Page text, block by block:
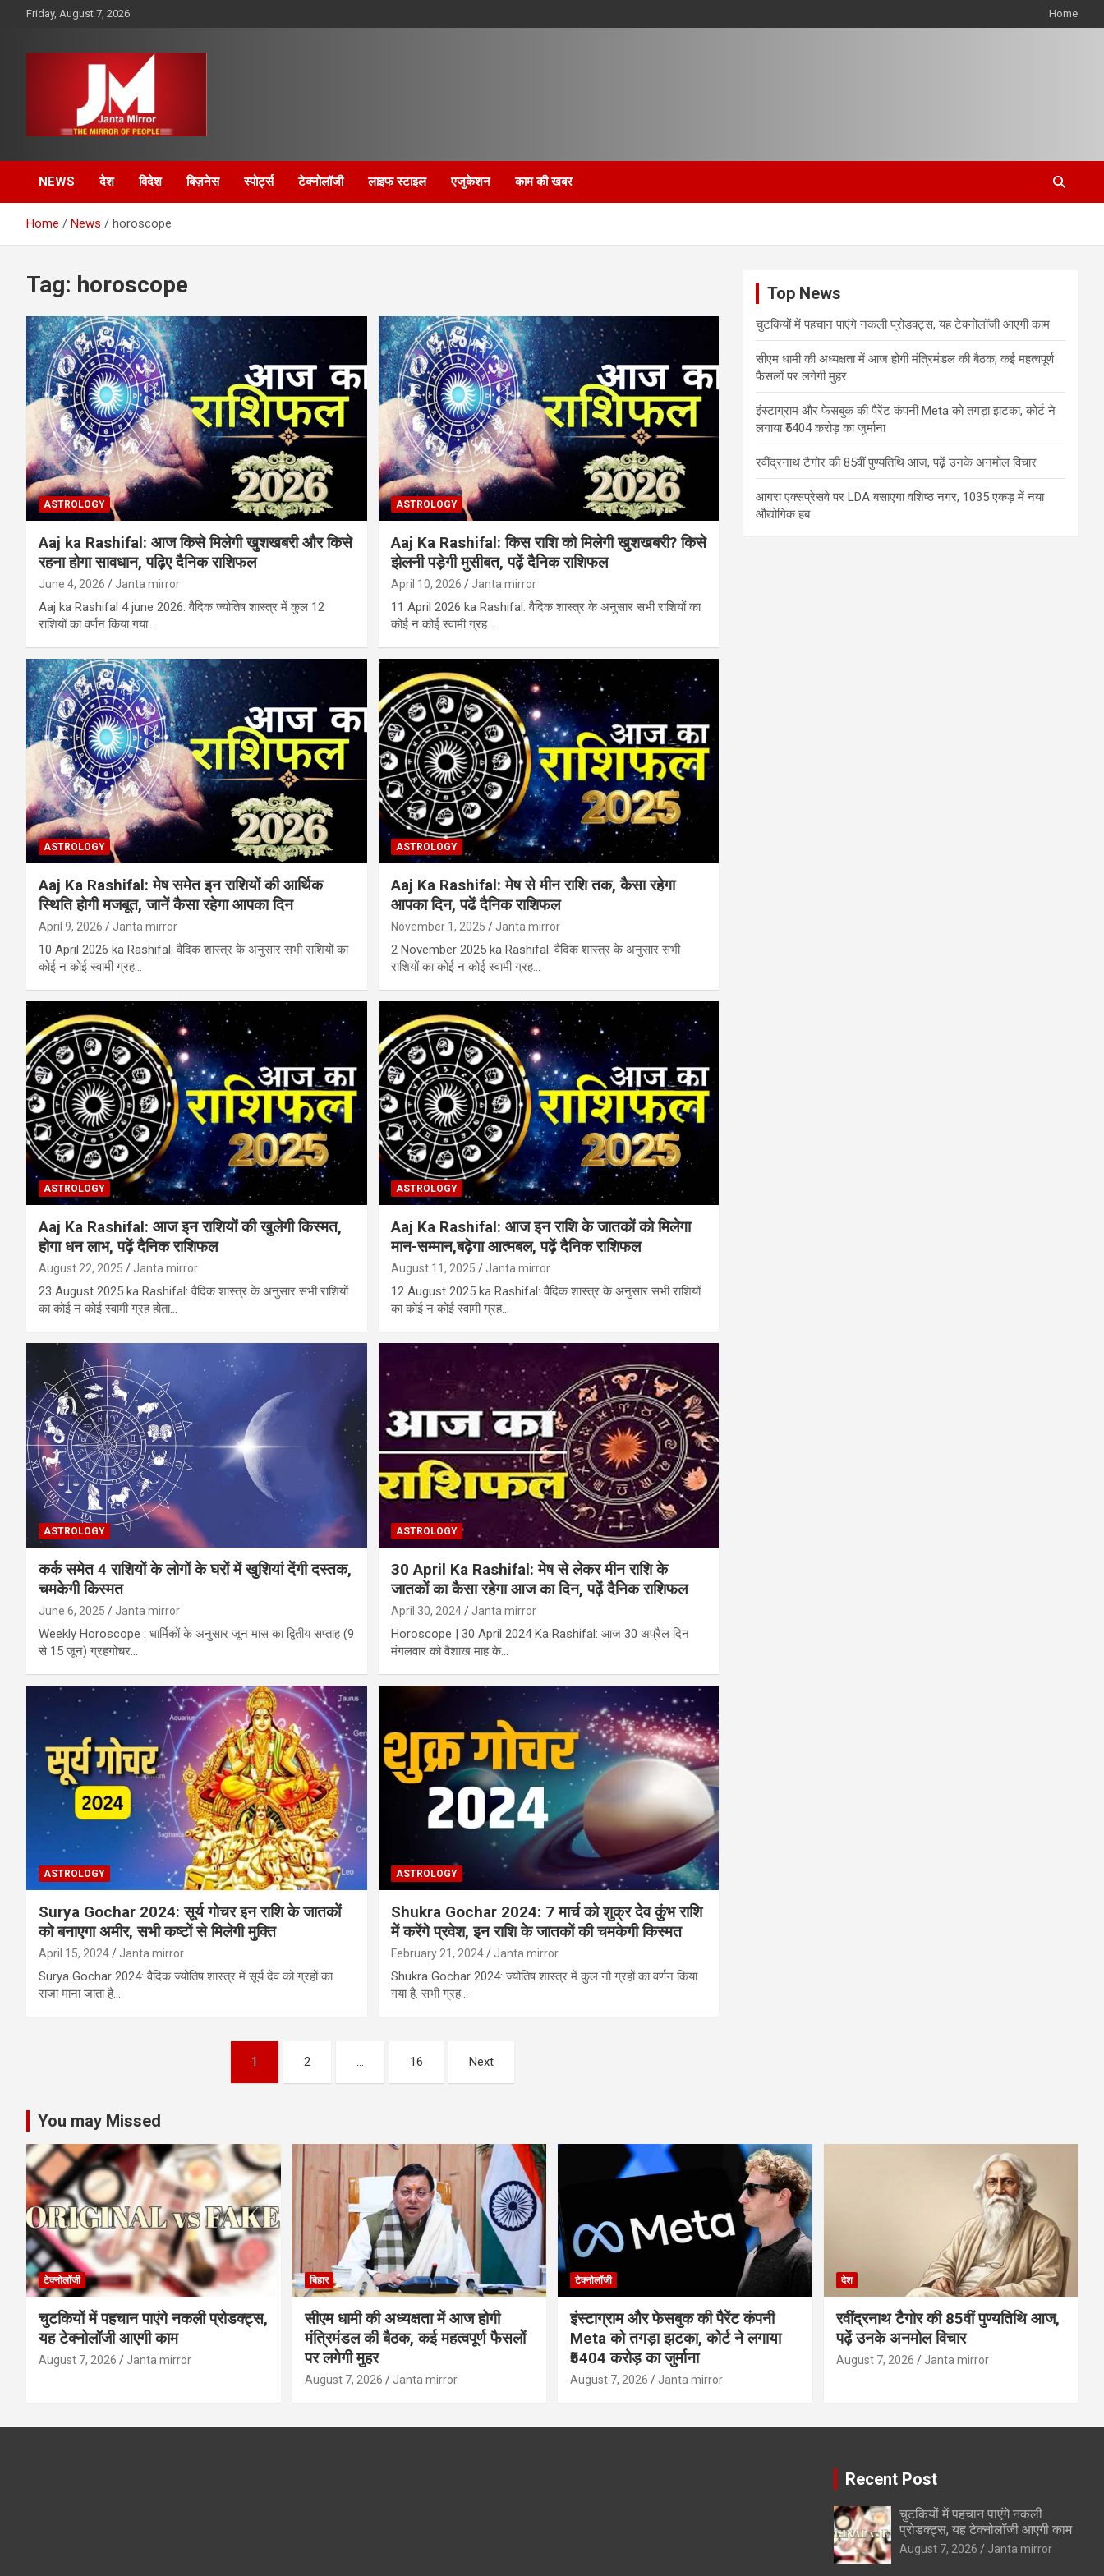
Friday, August 7, 2026 Home
Janta Mirror
NEWS देश विदेश बिज़नेस स्पोर्ट्स टेक्नोलॉजी लाइफ स्टाइल एजुकेशन काम की खबर
Home News horoscope
Tag: horoscope
ASTROLOGY
Aaj ka Rashifal: आज किसे मिलेगी खुशखबरी और किसे
रहना होगा सावधान, पढ़िए दैनिक राशिफल
June 4, 2026 Janta mirror
Aaj ka Rashifal 4 june 2026: वैदिक ज्योतिष शास्त्र में कुल 12
राशियों का वर्णन किया गया…
ASTROLOGY
Aaj Ka Rashifal: किस राशि को मिलेगी खुशखबरी? किसे
झेलनी पड़ेगी मुसीबत, पढ़ें दैनिक राशिफल
April 10, 2026 Janta mirror
11 April 2026 ka Rashifal: वैदिक शास्‍त्र के अनुसार सभी राशियों का
कोई न कोई स्‍वामी ग्रह…
ASTROLOGY
Aaj Ka Rashifal: मेष समेत इन राशियों की आर्थिक
स्थिति होगी मजबूत, जानें कैसा रहेगा आपका दिन
April 9, 2026 Janta mirror
10 April 2026 ka Rashifal: वैदिक शास्‍त्र के अनुसार सभी राशियों का
कोई न कोई स्‍वामी ग्रह…
ASTROLOGY
Aaj Ka Rashifal: मेष से मीन राशि तक, कैसा रहेगा
आपका दिन, पढें दैनिक राशिफल
November 1, 2025 Janta mirror
2 November 2025 ka Rashifal: वैदिक शास्‍त्र के अनुसार सभी
राशियों का कोई न कोई स्‍वामी ग्रह…
ASTROLOGY
Aaj Ka Rashifal: आज इन राशियों की खुलेगी किस्मत,
होगा धन लाभ, पढ़ें दैनिक राशिफल
August 22, 2025 Janta mirror
23 August 2025 ka Rashifal: वैदिक शास्‍त्र के अनुसार सभी राशियों
का कोई न कोई स्‍वामी ग्रह होता…
ASTROLOGY
Aaj Ka Rashifal: आज इन राशि के जातकों को मिलेगा
मान-सम्मान,बढ़ेगा आत्मबल, पढ़ें दैनिक राशिफल
August 11, 2025 Janta mirror
12 August 2025 ka Rashifal: वैदिक शास्‍त्र के अनुसार सभी राशियों
का कोई न कोई स्‍वामी ग्रह…
ASTROLOGY
कर्क समेत 4 राशियों के लोगों के घरों में खुशियां देंगी दस्‍तक,
चमकेगी किस्‍मत
June 6, 2025 Janta mirror
Weekly Horoscope : धार्मिकों के अनुसार जून मास का द्वितीय सप्ताह (9
से 15 जून) ग्रहगोचर…
ASTROLOGY
30 April Ka Rashifal: मेष से लेकर मीन राशि के
जातकों का कैसा रहेगा आज का दिन, पढ़ें दैनिक राशिफल
April 30, 2024 Janta mirror
Horoscope | 30 April 2024 Ka Rashifal: आज 30 अप्रैल दिन
मंगलवार को वैशाख माह के…
ASTROLOGY
Surya Gochar 2024: सूर्य गोचर इन राशि के जातकों
को बनाएगा अमीर, सभी कष्‍टों से मिलेगी मुक्ति
April 15, 2024 Janta mirror
Surya Gochar 2024: वैदिक ज्योतिष शास्त्र में सूर्य देव को ग्रहों का
राजा माना जाता है.…
ASTROLOGY
Shukra Gochar 2024: 7 मार्च को शुक्र देव कुंभ राशि
में करेंगे प्रवेश, इन राशि के जातकों की चमकेगी किस्‍मत
February 21, 2024 Janta mirror
Shukra Gochar 2024: ज्योतिष शास्त्र में कुल नौ ग्रहों का वर्णन किया
गया है. सभी ग्रह…
1 2 … 16 Next
Top News
चुटकियों में पहचान पाएंगे नकली प्रोडक्ट्स, यह टेक्नोलॉजी आएगी काम
सीएम धामी की अध्यक्षता में आज होगी मंत्रिमंडल की बैठक, कई महत्वपूर्ण
फैसलों पर लगेगी मुहर
इंस्टाग्राम और फेसबुक की पैरेंट कंपनी Meta को तगड़ा झटका, कोर्ट ने
लगाया ₹5404 करोड़ का जुर्माना
रवींद्रनाथ टैगोर की 85वीं पुण्यतिथि आज, पढ़ें उनके अनमोल विचार
आगरा एक्सप्रेसवे पर LDA बसाएगा वशिष्ठ नगर, 1035 एकड़ में नया
औद्योगिक हब
You may Missed
टेक्नोलॉजी
चुटकियों में पहचान पाएंगे नकली प्रोडक्ट्स,
यह टेक्नोलॉजी आएगी काम
August 7, 2026 Janta mirror
बिहार
सीएम धामी की अध्यक्षता में आज होगी
मंत्रिमंडल की बैठक, कई महत्वपूर्ण फैसलों
पर लगेगी मुहर
August 7, 2026 Janta mirror
टेक्नोलॉजी
इंस्टाग्राम और फेसबुक की पैरेंट कंपनी
Meta को तगड़ा झटका, कोर्ट ने लगाया
₹5404 करोड़ का जुर्माना
August 7, 2026 Janta mirror
देश
रवींद्रनाथ टैगोर की 85वीं पुण्यतिथि आज,
पढ़ें उनके अनमोल विचार
August 7, 2026 Janta mirror
Recent Post
चुटकियों में पहचान पाएंगे नकली
प्रोडक्ट्स, यह टेक्नोलॉजी आएगी काम
August 7, 2026 Janta mirror